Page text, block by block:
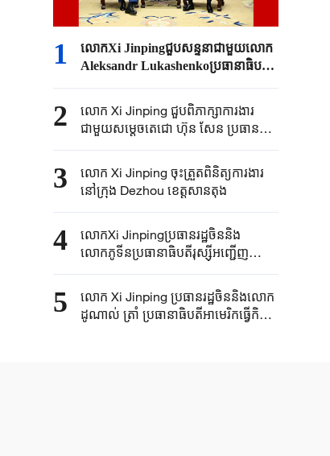
1
លោកXi Jinpingជួបសន្ទនាជាមួយលោក
Aleksandr Lukashenkoប្រធានាធិបតី
2
លោក Xi Jinping ​ជួបពិភាក្សា​ការងារ
ជាមួយ​សម្តេច​តេជោ ហ៊ុន សែន ​ប្រធាន
គណបក្ស​ប្រជាជន​កម្ពុជានិងជា​ប្រធាន
3
លោក Xi Jinping ចុះត្រួតពិនិត្យការងារ
នៅក្រុង Dezhou ខេត្តសានតុង
4
លោកXi Jinpingប្រធានរដ្ឋចិននិង
លោកភូទីនប្រធានាធិបតីរុស្ស៊ីអញ្ជើញ
ជាសហអធិបតីក្នុងពិធីបើក “ឆ្នាំអប់រំចិន-
5
លោក Xi Jinping​ ប្រធានរដ្ឋចិន​និងលោក​
ដូណាល់ ត្រាំ ​ប្រធានាធិបតី​អាមេរិកធ្វើ​កិច្ច